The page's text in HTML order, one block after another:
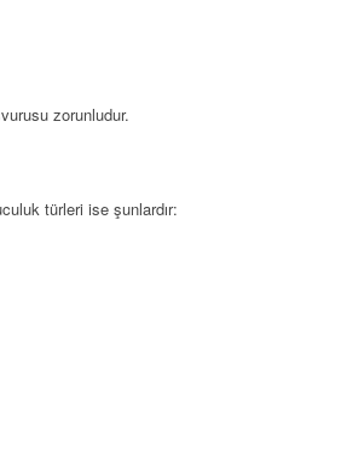
zorunludur.
türleri ise şunlardır: